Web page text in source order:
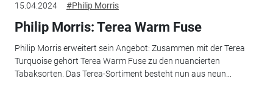
15.04.2024 #Philip Morris
Philip Morris: Terea Warm Fuse
Philip Morris erweitert sein Angebot: Zusammen mit der Terea
Turquoise gehört Terea Warm Fuse zu den nuancierten
Tabaksorten. Das Terea-Sortiment besteht nun aus neun...